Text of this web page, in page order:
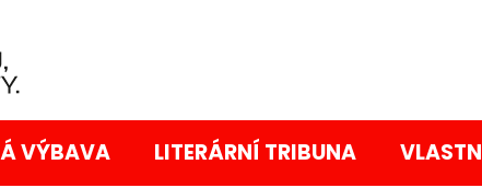
VÝBAVA LITERÁRNÍ TRIBUNA
najít?